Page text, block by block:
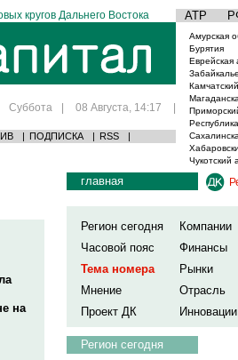
кругов Дальнего Востока АТР
Суббота | 08 Августа, 14:17 |
| ПОДПИСКА | RSS |
Амурская
Бурятия
Еврейская
Чукотский
на
главная
Регион сегодня
Компании
Часовой пояс
Финансы
Тема номера
Рынки
Мнение
Отрасль
Проект ДК
Инновации
Регион сегодня